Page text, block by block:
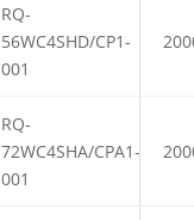
RQ-
56WC4SHD/CP1-
001
RQ-
72WC4SHA/CPA1-
001